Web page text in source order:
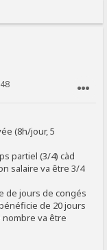
(8h/jour, 5
partiel (3/4) càd
salaire va être 3/4
de jours de congés
de 20 jours
va être